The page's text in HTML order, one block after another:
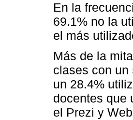
En la
69.1% no la
el más
Más de la
clases con un
un 28.4%
docentes que
el Prezi y